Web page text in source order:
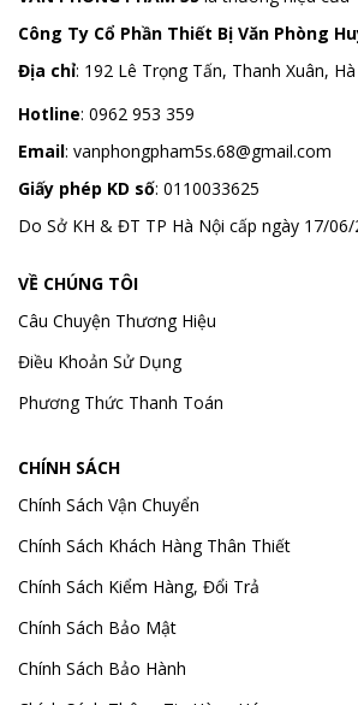
Công Ty Cổ Phần Thiết Bị Văn Phòng
Địa chỉ: 192 Lê Trọng Tấn, Thanh Xuân,
Hotline: 0962 953 359
Email: vanphongpham5s.68@gmail.com
Giấy phép KD số: 0110033625
Do Sở KH & ĐT TP Hà Nội cấp ngày 17/06/
VỀ CHÚNG TÔI
Câu Chuyện Thương Hiệu
Điều Khoản Sử Dụng
Phương Thức Thanh Toán
CHÍNH SÁCH
Chính Sách Vận Chuyển
Chính Sách Khách Hàng Thân Thiết
Chính Sách Kiểm Hàng, Đổi Trả
Chính Sách Bảo Mật
Chính Sách Bảo Hành